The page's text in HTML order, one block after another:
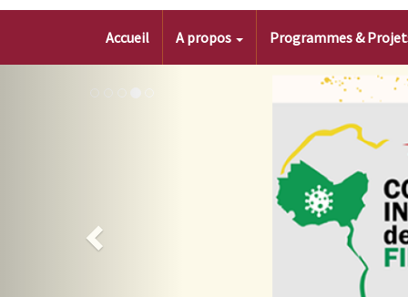
Main
navigation
Accueil A propos Programmes &